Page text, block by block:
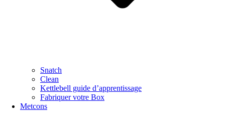
Snatch
Clean
Kettlebell guide d’apprentissage
Fabriquer votre Box
Metcons